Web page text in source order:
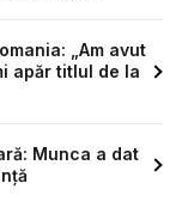
„Am avut
apăr titlul de la
Munca a dat